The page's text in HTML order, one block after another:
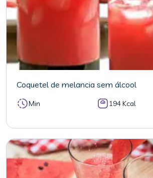
Coquetel de melancia sem álcool
Min 194 Kcal